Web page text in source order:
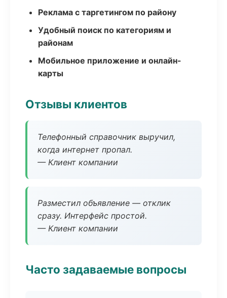
Реклама с таргетингом по району
Удобный поиск по категориям и
районам
Мобильное приложение и онлайн-
карты
Отзывы клиентов
Телефонный справочник выручил,
когда интернет пропал.
— Клиент компании
Разместил объявление — отклик
сразу. Интерфейс простой.
— Клиент компании
Часто задаваемые вопросы